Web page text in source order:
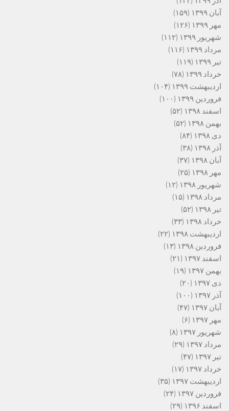
آبان ۱۳۹۹
(۱۵۹)
مهر ۱۳۹۹
(۱۲۶)
شهریور ۱۳۹۹
(۱۱۲)
مرداد ۱۳۹۹
(۱۱۶)
تیر ۱۳۹۹
(۱۱۹)
خرداد ۱۳۹۹
(۷۸)
اردیبهشت ۱۳۹۹
(۱۰۴)
فروردین ۱۳۹۹
(۱۰۰)
اسفند ۱۳۹۸
(۵۲)
بهمن ۱۳۹۸
(۵۲)
دی ۱۳۹۸
(۸۴)
آذر ۱۳۹۸
(۳۸)
آبان ۱۳۹۸
(۳۷)
مهر ۱۳۹۸
(۲۵)
شهریور ۱۳۹۸
(۱۲)
مرداد ۱۳۹۸
(۱۵)
تیر ۱۳۹۸
(۵۲)
خرداد ۱۳۹۸
(۳۳)
اردیبهشت ۱۳۹۸
(۲۲)
فروردین ۱۳۹۸
(۱۳)
اسفند ۱۳۹۷
(۲۱)
بهمن ۱۳۹۷
(۱۹)
دی ۱۳۹۷
(۲۰)
آذر ۱۳۹۷
(۱۰۰)
آبان ۱۳۹۷
(۴۷)
مهر ۱۳۹۷
(۶)
شهریور ۱۳۹۷
(۸)
مرداد ۱۳۹۷
(۲۹)
تیر ۱۳۹۷
(۴۷)
خرداد ۱۳۹۷
(۱۷)
اردیبهشت ۱۳۹۷
(۳۵)
فروردین ۱۳۹۷
(۲۴)
اسفند ۱۳۹۶
(۲۹)